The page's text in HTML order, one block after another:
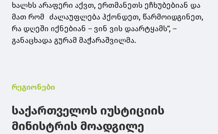
ხალხს არაფერი აქვთ, ერთმანეთს ეჩხუბებიან და
მათ რომ ძალაუფლება ჰქონდეთ, წარმოიდგინეთ,
რა დღეში იქნებიან – ვინ ვის დაარტყამს“, –
განაცხადა გურამ მაჭარაშვილმა.
რეგიონები
საქართველოს იუსტიციის
მინისტრის მოადგილე